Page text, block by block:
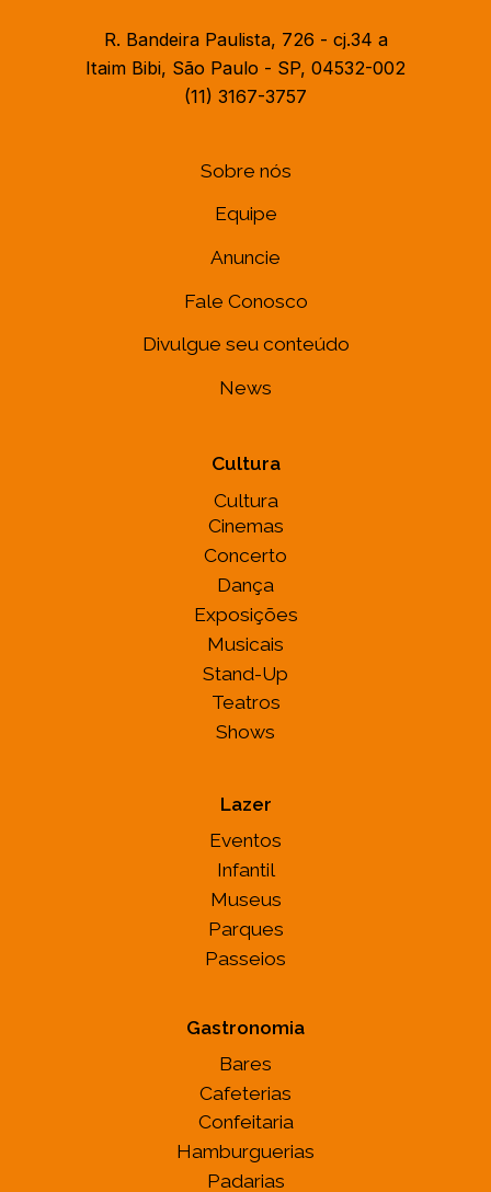
R. Bandeira Paulista, 726 - cj.34 a
Itaim Bibi, São Paulo - SP, 04532-002
(11) 3167-3757
Sobre nós
Equipe
Anuncie
Fale Conosco
Divulgue seu conteúdo
News
Cultura
Cultura
Cinemas
Concerto
Dança
Exposições
Musicais
Stand-Up
Teatros
Shows
Lazer
Eventos
Infantil
Museus
Parques
Passeios
Gastronomia
Bares
Cafeterias
Confeitaria
Hamburguerias
Padarias